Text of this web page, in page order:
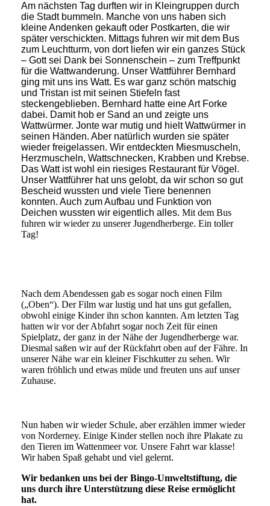
Am nächsten Tag durften wir in Kleingruppen durch
die Stadt bummeln. Manche von uns haben sich
kleine Andenken gekauft oder Postkarten, die wir
später verschickten. Mittags fuhren wir mit dem Bus
zum Leuchtturm, von dort liefen wir ein ganzes Stück
– Gott sei Dank bei Sonnenschein – zum Treffpunkt
für die Wattwanderung. Unser Wattführer Bernhard
ging mit uns ins Watt. Es war ganz schön matschig
und Tristan ist mit seinen Stiefeln fast
steckengeblieben. Bernhard hatte eine Art Forke
dabei. Damit hob er Sand an und zeigte uns
Wattwürmer. Jonte war mutig und hielt Wattwürmer in
seinen Händen. Aber natürlich wurden sie später
wieder freigelassen. Wir entdeckten Miesmuscheln,
Herzmuscheln, Wattschnecken, Krabben und Krebse.
Das Watt ist wohl ein riesiges Restaurant für Vögel.
Unser Wattführer hat uns gelobt, da wir schon so gut
Bescheid wussten und viele Tiere benennen
konnten. Auch zum Aufbau und Funktion von
Deichen wussten wir eigentlich alles. Mit dem Bus
fuhren wir wieder zu unserer Jugendherberge. Ein toller
Tag!
Nach dem Abendessen gab es sogar noch einen Film
(„Oben“). Der Film war lustig und hat uns gut gefallen,
obwohl einige Kinder ihn schon kannten. Am letzten Tag
hatten wir vor der Abfahrt sogar noch Zeit für einen
Spielplatz, der ganz in der Nähe der Jugendherberge war.
Diesmal saßen wir auf der Rückfahrt oben auf der Fähre. In
unserer Nähe war ein kleiner Fischkutter zu sehen. Wir
waren fröhlich und etwas müde und freuten uns auf unser
Zuhause.
Nun haben wir wieder Schule, aber erzählen immer wieder
von Norderney. Einige Kinder stellen noch ihre Plakate zu
den Tieren im Wattenmeer vor. Unsere Fahrt war klasse!
Wir haben Spaß gehabt und viel gelernt.
Wir bedanken uns bei der Bingo-Umweltstiftung, die
uns durch ihre Unterstützung diese Reise ermöglicht
hat.